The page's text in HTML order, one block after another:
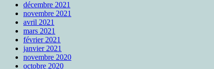
décembre 2021
novembre 2021
avril 2021
mars 2021
février 2021
janvier 2021
novembre 2020
octobre 2020